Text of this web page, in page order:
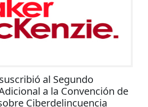
al Segundo
a la Convención de
Ciberdelincuencia